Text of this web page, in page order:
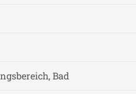
Bad